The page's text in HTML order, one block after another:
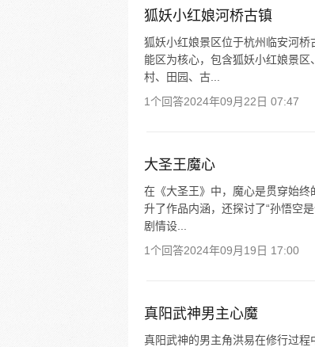
狐妖小红娘河桥古镇
狐妖小红娘景区位于杭州临安河
能区为核心，包含狐妖小红娘景
村、田园、古...
1个回答2024年09月22日 07:47
大圣王魔心
在《大圣王》中，魔心是贯穿始
升了作品内涵，还探讨了“孙悟空
剧情设...
1个回答2024年09月19日 17:00
真阳武神男主心魔
真阳武神的男主角洪易在修行过